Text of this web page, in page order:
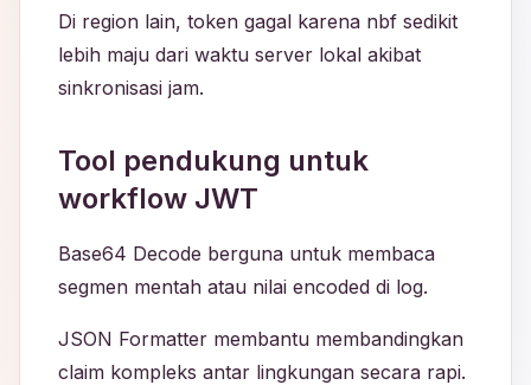
Di region lain, token gagal karena nbf sedikit
lebih maju dari waktu server lokal akibat
sinkronisasi jam.
Tool pendukung untuk
workflow JWT
Base64 Decode berguna untuk membaca
segmen mentah atau nilai encoded di log.
JSON Formatter membantu membandingkan
claim kompleks antar lingkungan secara rapi.